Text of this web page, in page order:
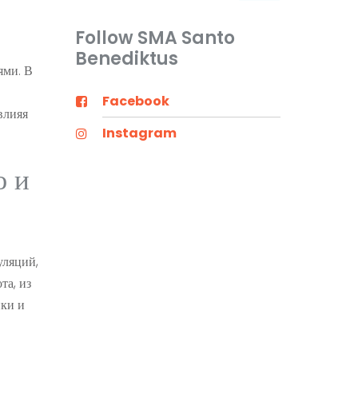
В
и
из
и
Follow SMA Santo
Benediktus
Facebook
Instagram